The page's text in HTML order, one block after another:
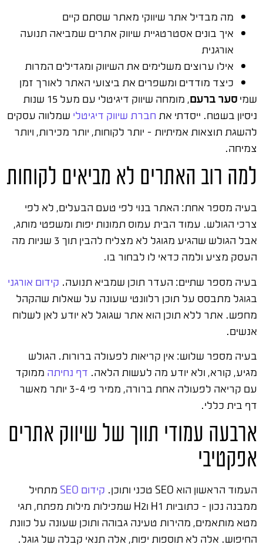
מה מבדיל אתר שיווקי מאתר שסתם קיים
איך בונים אסטרטגיית שיווק אתרים שמביאה תנועה
אורגנית
אילו ערוצים משלימים את השיווק ומגדילים המרות
כיצד מודדים ומשפרים את ביצועי האתר לאורך זמן
שמיסער ברעם
, מומחה שיווק דיגיטלי עם מעל 15 שנות
ניסיון בשטח. ייסדתי את חברת שיווק דיגיטלי שמלווה עסקים
להשגת תוצאות אמיתיות – יותר לקוחות, יותר מכירות, ויותר
צמיחה.
למה רוב האתרים לא מביאים לקוחות
בעיה מספר אחת: האתר בנוי לפי טעם הבעלים, לא לפי
צרכי הגולש. עמוד הבית עמוס תמונות יפות ומשפטי מותג,
אבל הגולש שהגיע מגוגל לא מצליח להבין תוך 3 שניות מה
העסק מציע ולמה כדאי לו לבחור בו.
בעיה מספר שתיים: העדר תוכן שמביא תנועה. קידום אורגני
בגוגל מתבסס על תוכן רלוונטי שעונה על שאלות שהקהל
מחפש. אתר ללא תוכן הוא אתר שגוגל לא יודע לאן לשלוח
אנשים.
בעיה מספר שלוש: אין קריאות לפעולה ברורות. הגולש
מגיע, קורא, ולא יודע מה לעשות הלאה. דף נחיתה ממוקד
עם קריאה לפעולה אחת ברורה, ממיר פי 3-4 יותר מאשר
דף בית כללי.
ארבעה עמודי תווך של שיווק אתרים
אפקטיבי
העמוד הראשון הוא SEO טכני ותוכן. קידום SEO
מתחיל
ממבנה נכון – כתוביות H1 וH2 שמכילות מילות מפתח, תגי
מטא מותאמים, מהירות טעינה גבוהה ותוכן שעונה על כוונת
החיפוש. אלה לא תוספות יפות, אלה תנאי קבלה של גוגל.